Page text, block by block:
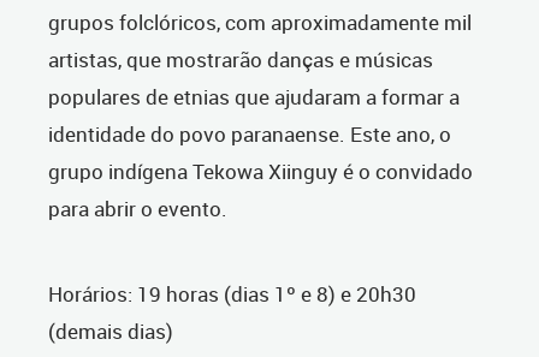
grupos folclóricos, com aproximadamente mil
artistas, que mostrarão danças e músicas
populares de etnias que ajudaram a formar a
identidade do povo paranaense. Este ano, o
grupo indígena Tekowa Xiinguy é o convidado
para abrir o evento.
Horários: 19 horas (dias 1º e 8) e 20h30
(demais dias)